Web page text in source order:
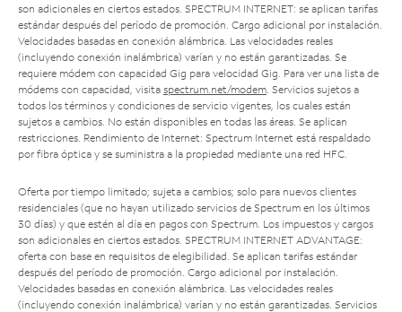
son adicionales en ciertos estados. SPECTRUM INTERNET: se aplican tarifas
estándar después del período de promoción. Cargo adicional por instalación.
Velocidades basadas en conexión alámbrica. Las velocidades reales
(incluyendo conexión inalámbrica) varían y no están garantizadas. Se
requiere módem con capacidad Gig para velocidad Gig. Para ver una lista de
módems con capacidad, visita spectrum.net/modem . Servicios sujetos a
todos los términos y condiciones de servicio vigentes, los cuales están
sujetos a cambios. No están disponibles en todas las áreas. Se aplican
restricciones. Rendimiento de Internet: Spectrum Internet está respaldado
por fibra óptica y se suministra a la propiedad mediante una red HFC.
Oferta por tiempo limitado; sujeta a cambios; solo para nuevos clientes
residenciales (que no hayan utilizado servicios de Spectrum en los últimos
30 días) y que estén al día en pagos con Spectrum. Los impuestos y cargos
son adicionales en ciertos estados. SPECTRUM INTERNET ADVANTAGE:
oferta con base en requisitos de elegibilidad. Se aplican tarifas estándar
después del período de promoción. Cargo adicional por instalación.
Velocidades basadas en conexión alámbrica. Las velocidades reales
(incluyendo conexión inalámbrica) varían y no están garantizadas. Servicios